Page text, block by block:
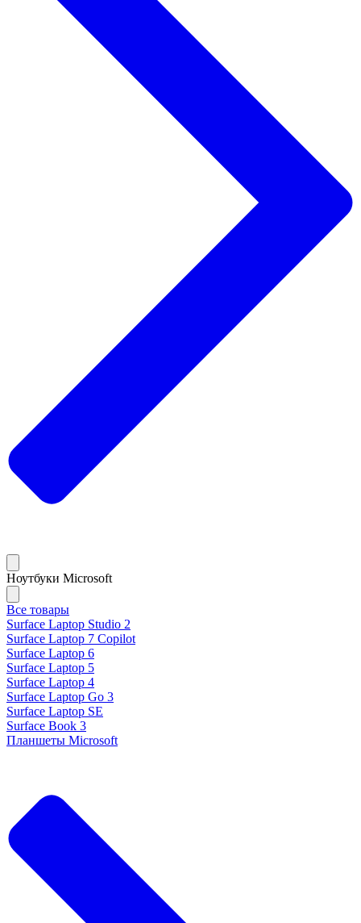
Ноутбуки Microsoft
Все товары
Surface Laptop Studio 2
Surface Laptop 7 Copilot
Surface Laptop 6
Surface Laptop 5
Surface Laptop 4
Surface Laptop Go 3
Surface Laptop SE
Surface Book 3
Планшеты Microsoft